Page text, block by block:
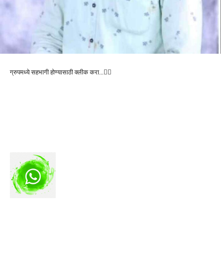
ग्रुपमध्ये सहभागी होण्यासाठी क्लीक करा…👆🏻